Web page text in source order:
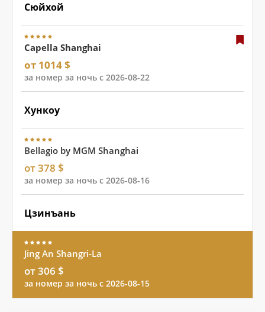
Сюйхой
Capella Shanghai
от 1014 $
за номер за ночь с 2026-08-22
Хункоу
Bellagio by MGM Shanghai
от 378 $
за номер за ночь с 2026-08-16
Цзинъань
Jing An Shangri-La
от 306 $
за номер за ночь с 2026-08-15